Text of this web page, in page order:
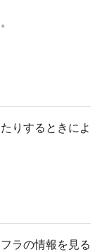
りするときによ
ラの情報を見る